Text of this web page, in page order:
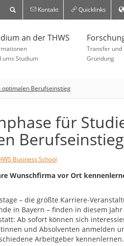
Kontakt Quicklinks
an der THWS
ums Studium
Transfer und
Gründung
optimalen Berufseinstieg
für
Berufseinstieg
Business School
Wunschfirma vor Ort
– die größte Karriere-
in Bayern – finden in diesem
Ab sofort können sich
und Absolventen anmelden
Arbeitgeber